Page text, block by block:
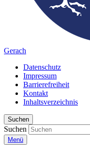
Gerach
Datenschutz
Impressum
Barrierefreiheit
Kontakt
Inhaltsverzeichnis
Suchen
Suchen
Menü